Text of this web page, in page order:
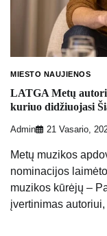
MIESTO NAUJIENOS
LATGA Metų
kuriuo didžiuojasi
Admin 21 Vasario,
Metų muzikos
nominacijos
muzikos kūrėjų –
įvertinimas